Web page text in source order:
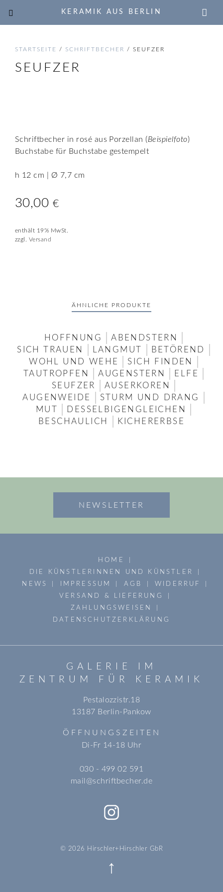
KERAMIK AUS BERLIN
STARTSEITE / SCHRIFTBECHER / SEUFZER
🔍
SEUFZER
Schriftbecher in rosé aus Porzellan (Beispielfoto)
Buchstabe für Buchstabe gestempelt
h 12 cm | Ø 7,7 cm
30,00 €
enthält 19% MwSt.
zzgl. Versand
ÄHNLICHE PRODUKTE
HOFFNUNG
ABENDSTERN
SICH TRAUEN
LANGMUT
BETÖREND
WOHL UND WEHE
SICH FINDEN
TAUTROPFEN
AUGENSTERN
ELFE
SEUFZER
AUSERKOREN
AUGENWEIDE
STURM UND DRANG
MUT
DESSELBIGENGLEICHEN
BESCHAULICH
KICHERERBSE
NEWSLETTER
HOME
DIE KÜNSTLERINNEN UND KÜNSTLER
NEWS
IMPRESSUM AGB
WIDERRUF
VERSAND & LIEFERUNG
ZAHLUNGSWEISEN
DATENSCHUTZERKLÄRUNG
GALERIE IM
ZENTRUM FÜR KERAMIK
Pestalozzistr.18
13187 Berlin-Pankow
ÖFFNUNGSZEITEN
Di-Fr 14-18 Uhr
030 - 499 02 591
mail@schriftbecher.de
© 2026 Hirschler+Hirschler GbR